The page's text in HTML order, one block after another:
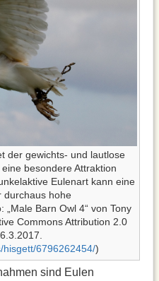
der gewichts- und lautlose
besondere Attraktion
Eulenart kann eine
durchaus hohe
Barn Owl 4“ von Tony
Commons Attribution 2.0
hisgett/6796262454/)
sind Eulen